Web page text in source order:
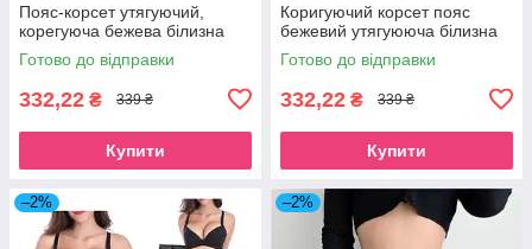
Пояс-корсет утягуючий,
корегуюча бежева білизна
Готово до відправки
332,22 ₴ 339 ₴
Купити
Коригуючий корсет пояс
бежевий утягуююча білизна
Готово до відправки
332,22 ₴ 339 ₴
Купити
–2% –2%